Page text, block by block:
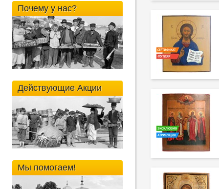
Почему у нас?
Действующие Акции
Мы помогаем!